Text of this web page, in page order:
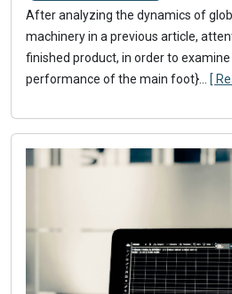
After analyzing the dynamics of
machinery in a previous article,
finished product, in order to
performance of the main foot}... [